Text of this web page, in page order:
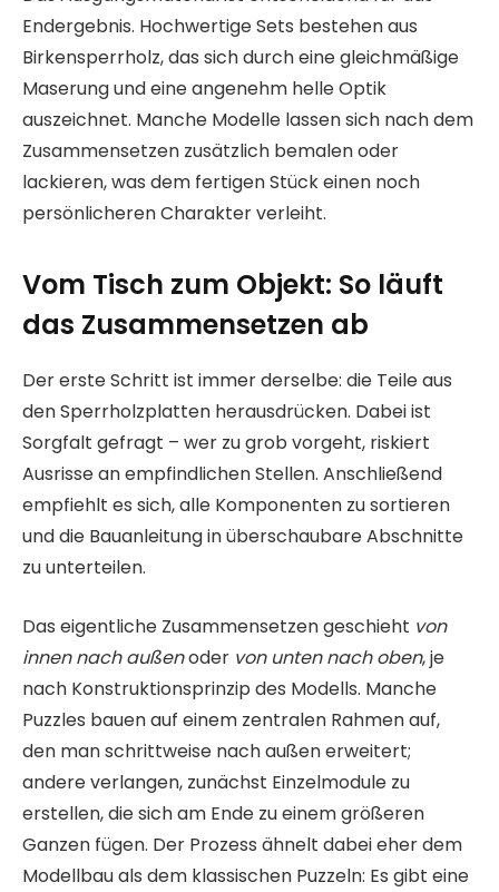
Endergebnis. Hochwertige Sets bestehen aus
Birkensperrholz, das sich durch eine gleichmäßige
Maserung und eine angenehm helle Optik
auszeichnet. Manche Modelle lassen sich nach dem
Zusammensetzen zusätzlich bemalen oder
lackieren, was dem fertigen Stück einen noch
persönlicheren Charakter verleiht.
Vom Tisch zum Objekt: So läuft
das Zusammensetzen ab
Der erste Schritt ist immer derselbe: die Teile aus
den Sperrholzplatten herausdrücken. Dabei ist
Sorgfalt gefragt – wer zu grob vorgeht, riskiert
Ausrisse an empfindlichen Stellen. Anschließend
empfiehlt es sich, alle Komponenten zu sortieren
und die Bauanleitung in überschaubare Abschnitte
zu unterteilen.
Das eigentliche Zusammensetzen geschieht von
innen nach außenoder von unten nach oben, je
nach Konstruktionsprinzip des Modells. Manche
Puzzles bauen auf einem zentralen Rahmen auf,
den man schrittweise nach außen erweitert;
andere verlangen, zunächst Einzelmodule zu
erstellen, die sich am Ende zu einem größeren
Ganzen fügen. Der Prozess ähnelt dabei eher dem
Modellbau als dem klassischen Puzzeln: Es gibt eine